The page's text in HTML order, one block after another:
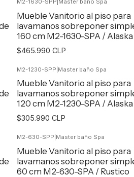
M2-1630-SPP Master baño Spa
Mueble Vanitorio al piso para
lavamanos sobreponer
160 cm M2-1630-SPA / Alaska
$465.990 CLP
M2-1230-SPP Master baño Spa
Mueble Vanitorio al piso para
lavamanos sobreponer
120 cm M2-1230-SPA / Alaska
$305.990 CLP
M2-630-SPP Master baño Spa
Mueble Vanitorio al piso para
lavamanos sobreponer
60 cm M2-630-SPA / Rustico